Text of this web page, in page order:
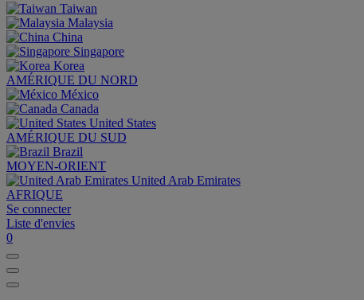
Taiwan
Malaysia
China
Singapore
Korea
AMÉRIQUE DU NORD
México
Canada
United States
AMÉRIQUE DU SUD
Brazil
MOYEN-ORIENT
United Arab Emirates
AFRIQUE
Se connecter
Liste d'envies
0